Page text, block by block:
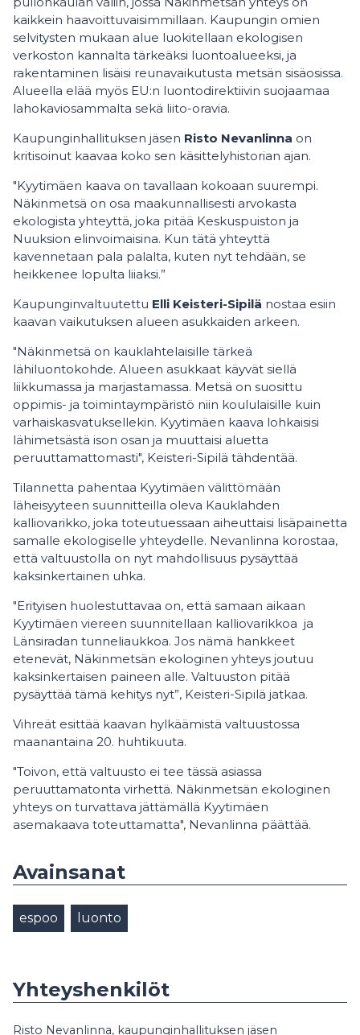
kaikkein haavoittuvaisimmillaan. Kaupungin omien
selvitysten mukaan alue luokitellaan ekologisen
verkoston kannalta tärkeäksi luontoalueeksi, ja
rakentaminen lisäisi reunavaikutusta metsän sisäosissa.
Alueella elää myös EU:n luontodirektiivin suojaamaa
lahokaviosammalta sekä liito-oravia.
Kaupunginhallituksen jäsen Risto Nevanlinna on
kritisoinut kaavaa koko sen käsittelyhistorian ajan.
"Kyytimäen kaava on tavallaan kokoaan suurempi.
Näkinmetsä on osa maakunnallisesti arvokasta
ekologista yhteyttä, joka pitää Keskuspuiston ja
Nuuksion elinvoimaisina. Kun tätä yhteyttä
kavennetaan pala palalta, kuten nyt tehdään, se
heikkenee lopulta liiaksi.”
Kaupunginvaltuutettu Elli Keisteri-Sipilä nostaa esiin
kaavan vaikutuksen alueen asukkaiden arkeen.
"Näkinmetsä on kauklahtelaisille tärkeä
lähiluontokohde. Alueen asukkaat käyvät siellä
liikkumassa ja marjastamassa. Metsä on suosittu
oppimis- ja toimintaympäristö niin koululaisille kuin
varhaiskasvatuksellekin. Kyytimäen kaava lohkaisisi
lähimetsästä ison osan ja muuttaisi aluetta
peruuttamattomasti", Keisteri-Sipilä tähdentää.
Tilannetta pahentaa Kyytimäen välittömään
läheisyyteen suunnitteilla oleva Kauklahden
kalliovarikko, joka toteutuessaan aiheuttaisi lisäpainetta
samalle ekologiselle yhteydelle. Nevanlinna korostaa,
että valtuustolla on nyt mahdollisuus pysäyttää
kaksinkertainen uhka.
"Erityisen huolestuttavaa on, että samaan aikaan
Kyytimäen viereen suunnitellaan kalliovarikkoa ja
Länsiradan tunneliaukkoa. Jos nämä hankkeet
etenevät, Näkinmetsän ekologinen yhteys joutuu
kaksinkertaisen paineen alle. Valtuuston pitää
pysäyttää tämä kehitys nyt”, Keisteri-Sipilä jatkaa.
Vihreät esittää kaavan hylkäämistä valtuustossa
maanantaina 20. huhtikuuta.
"Toivon, että valtuusto ei tee tässä asiassa
peruuttamatonta virhettä. Näkinmetsän ekologinen
yhteys on turvattava jättämällä Kyytimäen
asemakaava toteuttamatta", Nevanlinna päättää.
Avainsanat
espoo luonto
Yhteyshenkilöt
Risto Nevanlinna, kaupunginhallituksen jäsen